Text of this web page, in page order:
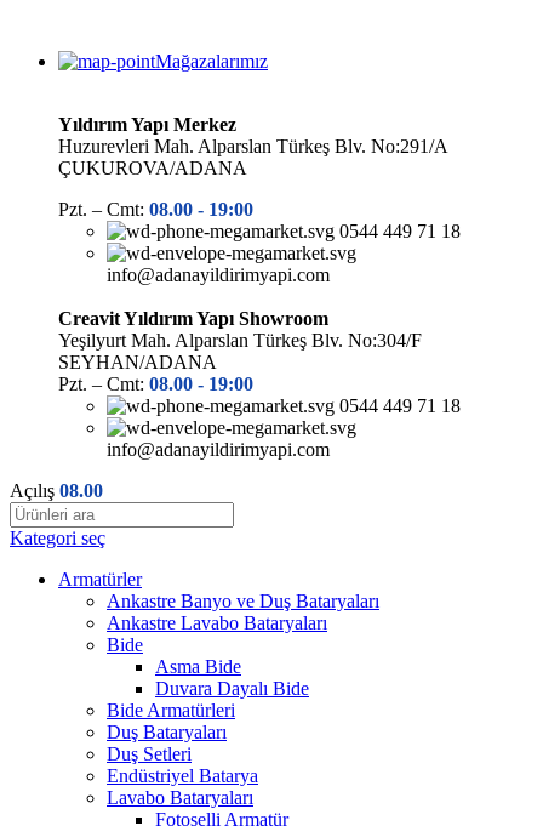
Mağazalarımız
Yıldırım Yapı Merkez
Huzurevleri Mah. Alparslan Türkeş Blv. No:291/A
ÇUKUROVA/ADANA
Pzt. – Cmt: 08.00 - 19:00
0544 449 71 18
info@adanayildirimyapi.com
Creavit Yıldırım Yapı Showroom
Yeşilyurt Mah. Alparslan Türkeş Blv. No:304/F
SEYHAN/ADANA
Pzt. – Cmt: 08.00 - 19:00
0544 449 71 18
info@adanayildirimyapi.com
Açılış 08.00
Kategori seç
Armatürler
Ankastre Banyo ve Duş Bataryaları
Ankastre Lavabo Bataryaları
Bide
Asma Bide
Duvara Dayalı Bide
Bide Armatürleri
Duş Bataryaları
Duş Setleri
Endüstriyel Batarya
Lavabo Bataryaları
Fotoselli Armatür